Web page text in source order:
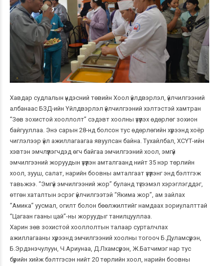
Хавдар судлалын үндэсний төвийн Хоол үйлдвэрлэл, үйлчилгээний
албанаас БЗД-ийн Үйлдвэрлэл үйлчилгээний хэлтэстэй хамтран
“Зөв зохистой хооллолт” сэдэвт хоолны үзүүлэх өдөрлөг зохион
байгууллаа. Энэ сарын 28-нд болсон тус өдөрлөгийн хүрээнд хоёр
чиглэлээр үйл ажиллагаагаа явуулсан байна. Тухайлбал, ХСҮТ-ийн
хэвтэн эмчлүүлэгчдэд өгч байгаа эмчилгээний хоол, эмгүй
эмчилгээний жоруудын үзүүлэн амталгаанд нийт 35 нэр төрлийн
хоол, зууш, салат, нарийн боовны амталгаат үзүүлэнг энд бэлтгэж
тавьжээ. “Эмгүй эмчилгээний жор” буланд түгээмэл хэрэглэгддэг,
өтгөн хаталтын эсрэг үйлчилгээтэй “Якима жор”, ам зайлах
“Амика” уусмал, огилт болон бөөлжилтийг намдаах зориулалттай
“Цагаан гааны цай”-ны жоруудыг танилцууллаа.
Харин зөв зохистой хооллолтын талаар сурталчлах
ажиллагааны хүрээнд эмчилгээний хоолны тогооч Б.Дуламсүрэн,
Б.Эрдэнэчулуун, Ч.Ариунаа, Д.Лхамсүрэн, Ж.Батчимэг нар тус
бүрийн хийж бэлтгэсэн нийт 20 төрлийн хоол, нарийн боовны